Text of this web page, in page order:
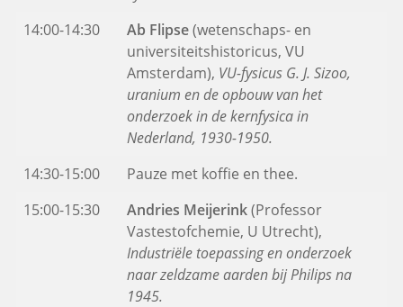
14:00-14:30
Ab Flipse(wetenschaps- en
universiteitshistoricus, VU
Amsterdam), VU-fysicus G. J. Sizoo,
uranium en de opbouw van het
onderzoek in de kernfysica in
Nederland, 1930-1950.
14:30-15:00
Pauze met koffie en thee.
15:00-15:30
Andries Meijerink(Professor
Vastestofchemie, U Utrecht),
Industriële toepassing en onderzoek
naar zeldzame aarden bij Philips na
1945.